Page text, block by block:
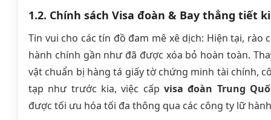
1.2. Chính sách Visa đoàn & Bay thẳng tiết
Tin vui cho các tín đồ đam mê xê dịch: Hiện tại, rào
hành chính gần như đã được xóa bỏ hoàn toàn.
vật chuẩn bị hàng tá giấy tờ chứng minh tài chính,
tạp như trước kia, việc cấp visa đoàn Trung
được tối ưu hóa tối đa thông qua các công ty lữ